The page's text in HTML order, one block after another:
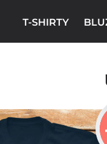
T-SHIRTY